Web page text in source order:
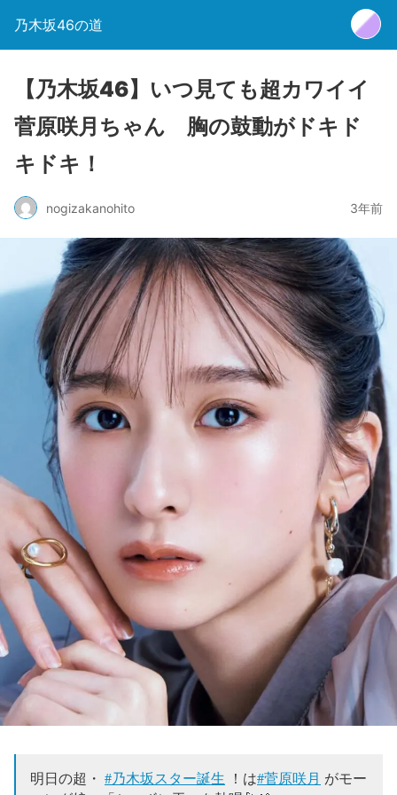
乃木坂46の道
【乃木坂46】いつ見ても超カワイイ
菅原咲月ちゃん 胸の鼓動がドキド
キドキ！
nogizakanohito 3年前
明日の超・ #乃木坂スター誕生 ！は#菅原咲月 がモー